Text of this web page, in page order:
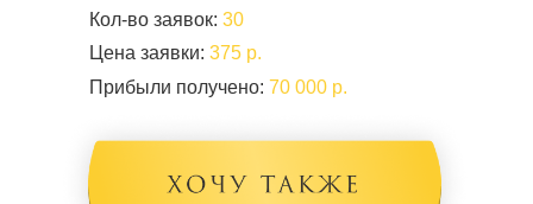
Цена заявки: 375 р.
Кол-во заявок: 30
Прибыли получено: 70 000 р.